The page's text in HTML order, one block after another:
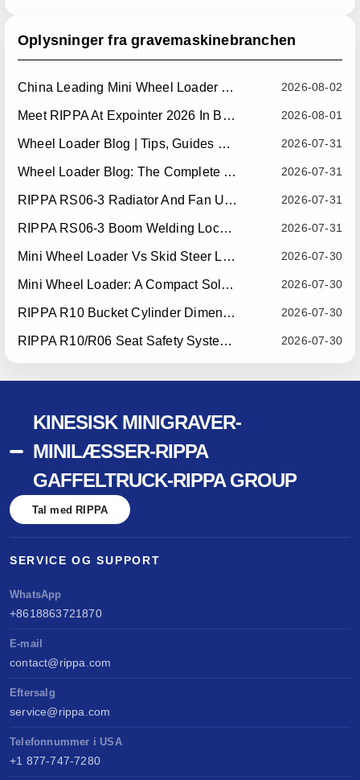
Oplysninger fra gravemaskinebranchen
2026-08-02
China Leading Mini Wheel Loader Supplier: Reliable Compact Wheel Loaders For Global Markets
2026-08-01
Meet RIPPA At Expointer 2026 In Brazil
2026-07-31
Wheel Loader Blog | Tips, Guides & Attachments
2026-07-31
Wheel Loader Blog: The Complete Guide To Wheel Loaders For Construction, Agriculture, And Material Handling
2026-07-31
RIPPA RS06-3 Radiator And Fan Upgrade — Effective July 10, 2026
2026-07-31
RIPPA RS06-3 Boom Welding Locating Bar Optimization — Effective July 15, 2026
2026-07-30
Mini Wheel Loader Vs Skid Steer Loader: Which Compact Machine Is Better For Your Business?
2026-07-30
Mini Wheel Loader: A Compact Solution For Efficient Material Handling
2026-07-30
RIPPA R10 Bucket Cylinder Dimension Optimization — Effective July 15, 2026
2026-07-30
RIPPA R10/R06 Seat Safety System Upgrade — Effective July 22, 2026
KINESISK MINIGRAVER-
MINILÆSSER-RIPPA
GAFFELTRUCK-RIPPA GROUP
Tal med RIPPA
SERVICE OG SUPPORT
WhatsApp
+8618863721870
E-mail
contact@rippa.com
Eftersalg
service@rippa.com
Telefonnummer i USA
+1 877-747-7280